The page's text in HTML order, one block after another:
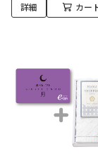
詳細 カー